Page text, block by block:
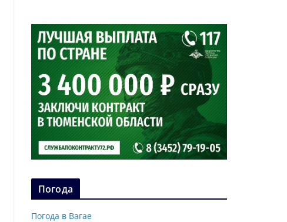
Погода
Погода в Вагае